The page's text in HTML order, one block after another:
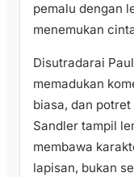
pemalu dengan
menemukan
Disutradarai
memadukan
biasa, dan
Sandler tampil
membawa
lapisan, bukan